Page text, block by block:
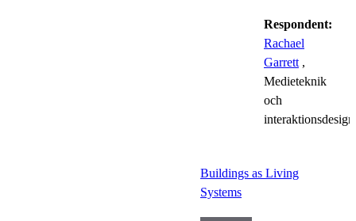
Respondent:
Rachael
Garrett ,
Medieteknik
och
interaktionsdesign
Buildings as Living
Systems